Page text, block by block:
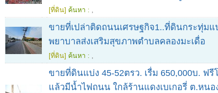
[ที่ดิน] ค้นหา :
ขายที่เปล่าติดถนนเศรษฐกิจ1..ที่ดินกระทุ่มแ
พยาบาลส่งเสริมสุขภาพตำบลคลองมะเดื่อ
[ที่ดิน] ค้นหา :
ขายที่ดินแบ่ง 45-52ตรว. เรื่ม 650,000บ. ฟ
แล้วมีน้ำไฟถนน ใกล้ร้านแดงเบเกอรี่ ต.หนอ